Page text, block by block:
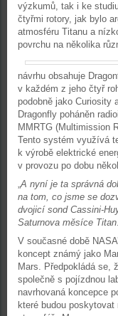
výzkumů, tak i ke
čtyřmi rotory, jak bylo
atmosféru Titanu a
povrchu na několika
návrhu obsahuje
v každém z jeho čtyř
podobně jako Curiosity
Dragonfly poháněn
MMRTG (Multimission
Tento systém využívá
k výrobě elektrické
v provozu po dobu
„A nyní je ta správná
na tom, co jsme se
dvojicí sond Cassini-
Saturnova měsíce Titan
V současné době
koncept známý jako
Mars. Předpokládá se,
společně s pojízdnou
navrhovaná koncepce
které budou